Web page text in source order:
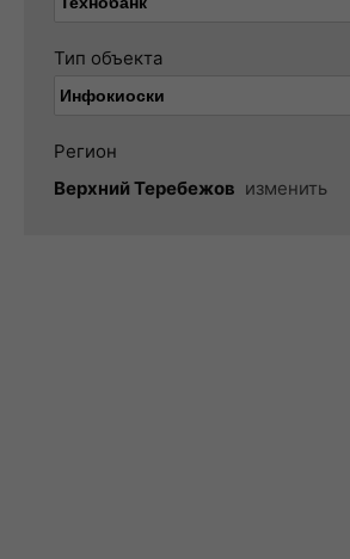
Тип объекта
Регион
Верхний Теребежов изменить